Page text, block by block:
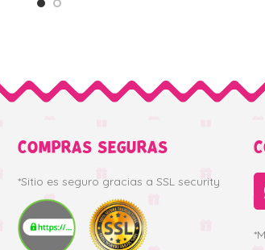
COMPRAS SEGURAS
*Sitio es seguro gracias a SSL security